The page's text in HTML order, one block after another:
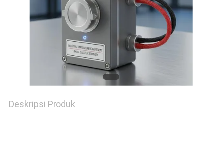
PENAWARAN
SITEMAP
Deskripsi Produk